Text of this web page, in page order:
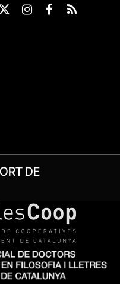
X
Instagram
Facebook
RSS
DE